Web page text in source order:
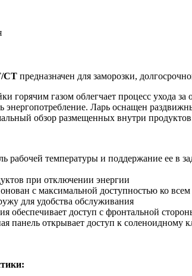
СТ предназначен для заморозки,
горячим газом облегчает процесс ухода
энергопотребление. Ларь оснащен
обзор размещенных внутри
рабочей температуры и поддержание ее в
при отключении энергии
с максимальной доступностью ко всем
для удобства обслуживания
обеспечивает доступ с фронтальной
панель открывает доступ к соленоидному